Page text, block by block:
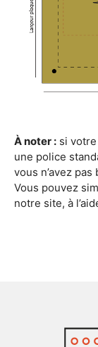
À noter : si
une police
vous n’avez
Vous pouvez
notre site, à